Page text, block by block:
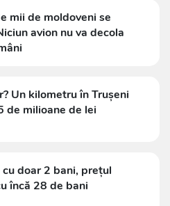
mii de moldoveni se
avion nu va decola
Un kilometru în Trușeni
de milioane de lei
doar 2 bani, prețul
încă 28 de bani